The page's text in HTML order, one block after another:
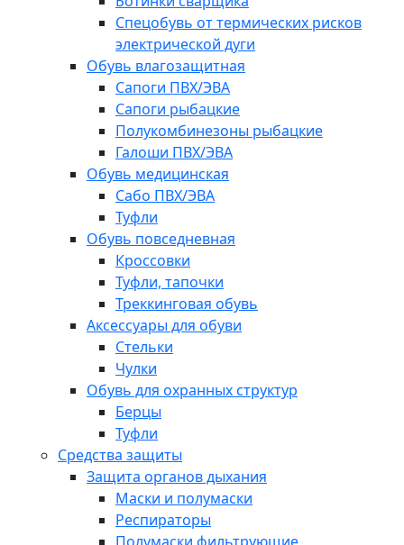
Спецобувь от термических рисков
электрической дуги
Обувь влагозащитная
Сапоги ПВХ/ЭВА
Сапоги рыбацкие
Полукомбинезоны рыбацкие
Галоши ПВХ/ЭВА
Обувь медицинская
Сабо ПВХ/ЭВА
Туфли
Обувь повседневная
Кроссовки
Туфли, тапочки
Треккинговая обувь
Аксессуары для обуви
Стельки
Чулки
Обувь для охранных структур
Берцы
Туфли
Средства защиты
Защита органов дыхания
Маски и полумаски
Респираторы